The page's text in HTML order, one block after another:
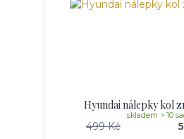
Hyundai nálepky kol
499 Kč
skladem > 10